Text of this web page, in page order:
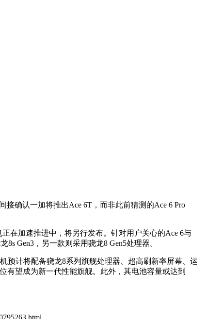
接确认一加将推出Ace 6T，而非此前猜测的Ace 6 Pro
在加速推进中，将另行发布。针对用户关心的Ace 6与
Gen3，另一款则采用骁龙8 Gen5处理器。
预计将配备骁龙8系列旗舰处理器、超高刷新率屏幕、运
有望成为新一代性能旗舰。此外，其电池容量或达到